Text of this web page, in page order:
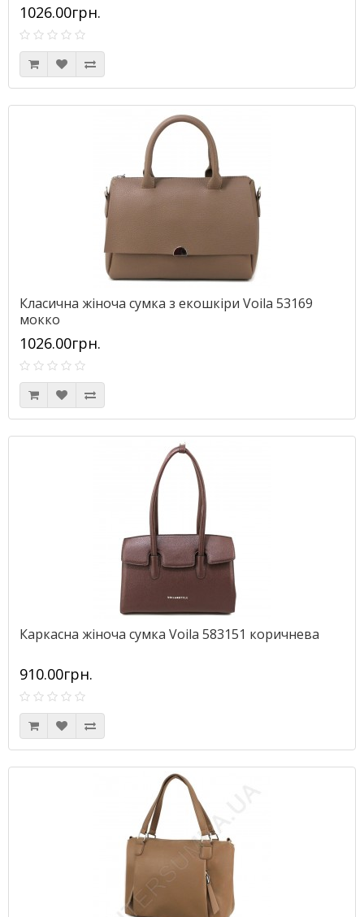
1026.00грн.
Класична жіноча сумка з екошкіри Voila 53169
мокко
1026.00грн.
Каркасна жіноча сумка Voila 583151 коричнева
910.00грн.